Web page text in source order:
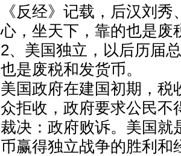
《反经》记载，后汉刘
心，坐天下，靠的也是废
2、美国独立，以后历届
也是废税和发货币。
美国政府在建国初期，税
众拒收，政府要求公民不
裁决：政府败诉。美国就
币赢得独立战争的胜利和